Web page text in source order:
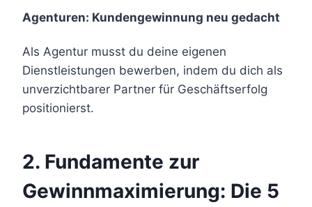
Agenturen: Kundengewinnung neu gedacht
Als Agentur musst du deine eigenen
Dienstleistungen bewerben, indem du dich als
unverzichtbarer Partner für Geschäftserfolg
positionierst.
2. Fundamente zur
Gewinnmaximierung: Die 5